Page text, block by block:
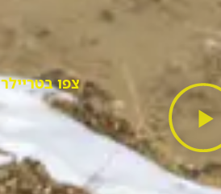
צפו בטריילר